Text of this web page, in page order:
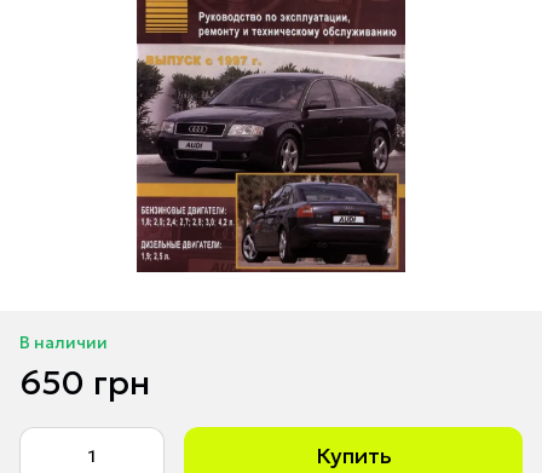
В наличии
650 грн
Купить